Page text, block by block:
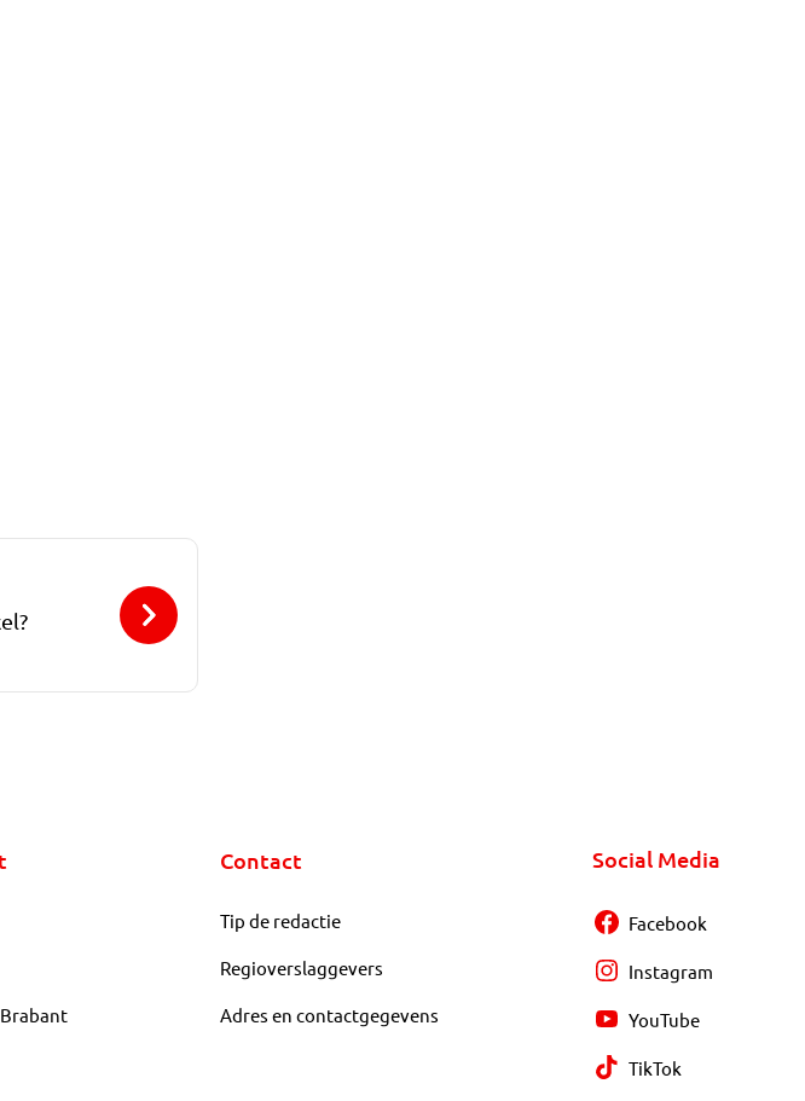
Contact
Tip de redactie
Regioverslaggevers
Adres en contactgegevens
Social Media
Facebook
Instagram
YouTube
TikTok